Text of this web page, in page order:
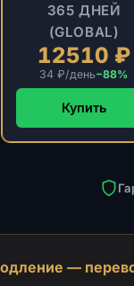
365 ДНЕЙ
(GLOBAL)
12510 ₽
34 ₽/день−88%
Купить
—